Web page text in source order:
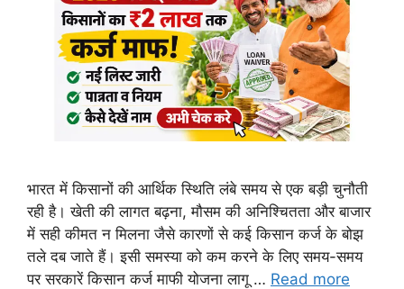
भारत में किसानों की आर्थिक स्थिति लंबे समय से एक बड़ी चुनौती
रही है। खेती की लागत बढ़ना, मौसम की अनिश्चितता और बाजार
में सही कीमत न मिलना जैसे कारणों से कई किसान कर्ज के बोझ
तले दब जाते हैं। इसी समस्या को कम करने के लिए समय-समय
पर सरकारें किसान कर्ज माफी योजना लागू … Read more